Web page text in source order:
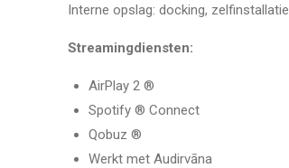
Interne opslag: docking, zelfinstallatie
Streamingdiensten:
AirPlay 2 ®
Spotify ® Connect
Qobuz ®
Werkt met Audirvāna